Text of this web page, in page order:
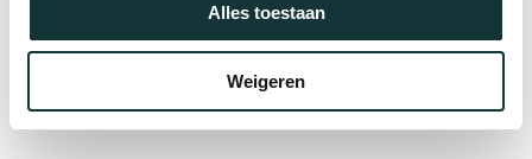
Alles toestaan
Weigeren
risico. Stevige schoenen aanbevolen.
Jassen en tassen kunnen worden
achtergelaten bij de receptie.